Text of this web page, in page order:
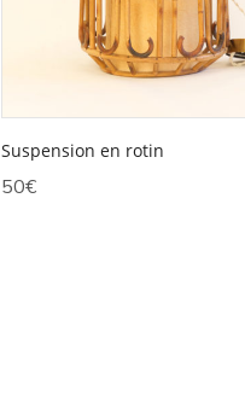
Suspension en rotin
50€